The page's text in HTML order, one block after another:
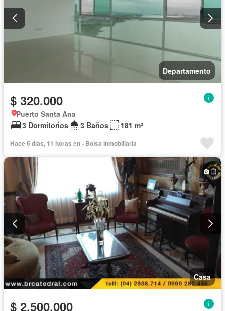
Departamento
$ 320.000
Puerto Santa Ana
3 Dormitorios
3 Baños 181 m²
Hace 5 días, 11 horas en - Bolsa Inmobiliaria
Casa
$ 2.500.000